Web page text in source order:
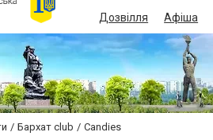
Дозвілля Афіша
Бархат club Candies